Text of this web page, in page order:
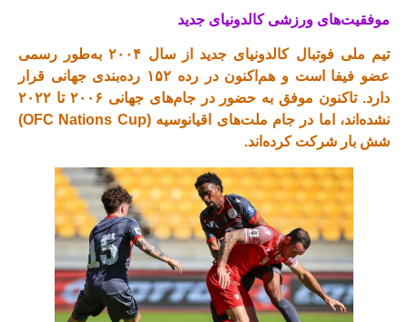
موفقیت‌های ورزشی کالدونیای جدید
تیم ملی فوتبال کالدونیای جدید از سال ۲۰۰۴ به‌طور رسمی
عضو فیفا است و هم‌اکنون در رده ۱۵۲ رده‌بندی جهانی قرار
دارد. تاکنون موفق به حضور در جام‌های جهانی ۲۰۰۶ تا ۲۰۲۲
نشده‌اند، اما در جام ملت‌های اقیانوسیه (OFC Nations Cup)
شش بار شرکت کرده‌اند.